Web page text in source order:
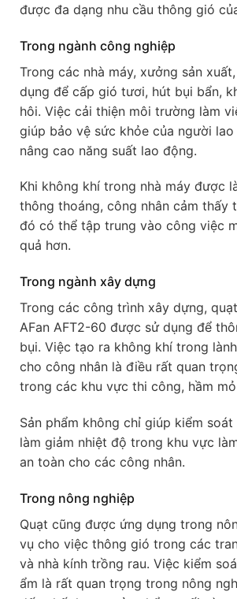
được đa dạng nhu cầu thông gió
Trong ngành công nghiệp
Trong các nhà máy, xưởng sản
dụng để cấp gió tươi, hút bụi bẩn,
hôi. Việc cải thiện môi trường làm
giúp bảo vệ sức khỏe của người
nâng cao năng suất lao động.
Khi không khí trong nhà máy được
thông thoáng, công nhân cảm thấy
đó có thể tập trung vào công việc
quả hơn.
Trong ngành xây dựng
Trong các công trình xây dựng,
AFan AFT2-60 được sử dụng để
bụi. Việc tạo ra không khí trong
cho công nhân là điều rất quan
trong các khu vực thi công, hầm
Sản phẩm không chỉ giúp kiểm
làm giảm nhiệt độ trong khu vực
an toàn cho các công nhân.
Trong nông nghiệp
Quạt cũng được ứng dụng trong
vụ cho việc thông gió trong các
và nhà kính trồng rau. Việc kiểm
ẩm là rất quan trọng trong nông